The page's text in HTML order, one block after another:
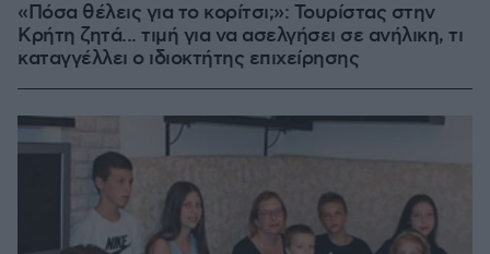
«Πόσα θέλεις για το κορίτσι;»: Τουρίστας στην
Κρήτη ζητά... τιμή για να ασελγήσει σε ανήλικη, τι
καταγγέλλει ο ιδιοκτήτης επιχείρησης